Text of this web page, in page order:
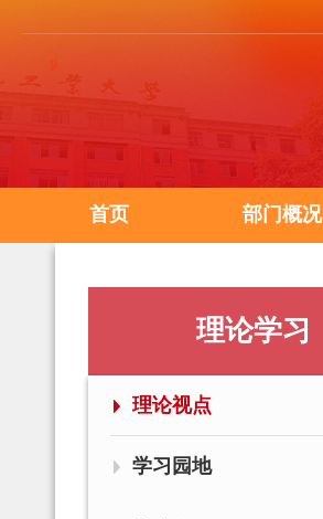
首页 部门概况
理论学习
理论视点
学习园地